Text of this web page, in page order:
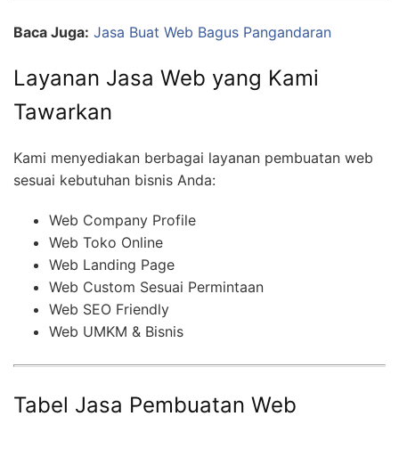
Baca Juga: Jasa Buat Web Bagus Pangandaran
Layanan Jasa Web yang Kami
Tawarkan
Kami menyediakan berbagai layanan pembuatan web
sesuai kebutuhan bisnis Anda:
Web Company Profile
Web Toko Online
Web Landing Page
Web Custom Sesuai Permintaan
Web SEO Friendly
Web UMKM & Bisnis
Tabel Jasa Pembuatan Web